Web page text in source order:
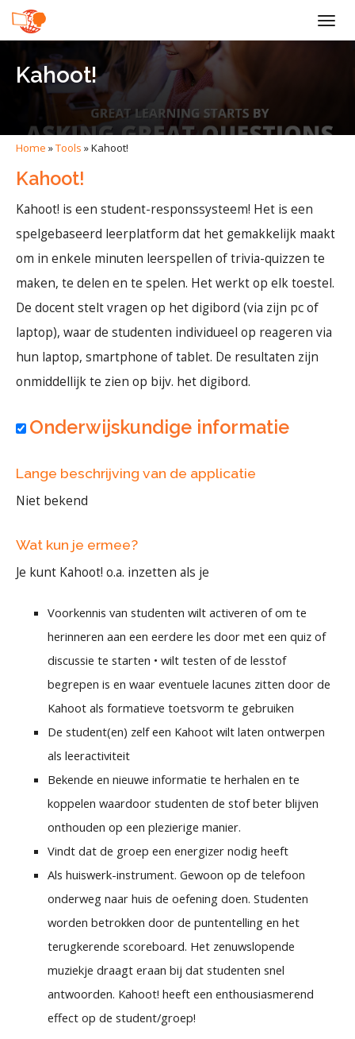
Kahoot!
Home »Tools »Kahoot!
Kahoot!
Kahoot! is een student-responssysteem! Het is een
spelgebaseerd leerplatform dat het gemakkelijk maakt
om in enkele minuten leerspellen of trivia-quizzen te
maken, te delen en te spelen. Het werkt op elk toestel.
De docent stelt vragen op het digibord (via zijn pc of
laptop), waar de studenten individueel op reageren via
hun laptop, smartphone of tablet. De resultaten zijn
onmiddellijk te zien op bijv. het digibord.
Onderwijskundige informatie
Lange beschrijving van de applicatie
Niet bekend
Wat kun je ermee?
Je kunt Kahoot! o.a. inzetten als je
Voorkennis van studenten wilt activeren of om te
herinneren aan een eerdere les door met een quiz of
discussie te starten • wilt testen of de lesstof
begrepen is en waar eventuele lacunes zitten door de
Kahoot als formatieve toetsvorm te gebruiken
De student(en) zelf een Kahoot wilt laten ontwerpen
als leeractiviteit
Bekende en nieuwe informatie te herhalen en te
koppelen waardoor studenten de stof beter blijven
onthouden op een plezierige manier.
Vindt dat de groep een energizer nodig heeft
Als huiswerk-instrument. Gewoon op de telefoon
onderweg naar huis de oefening doen. Studenten
worden betrokken door de puntentelling en het
terugkerende scoreboard. Het zenuwslopende
muziekje draagt eraan bij dat studenten snel
antwoorden. Kahoot! heeft een enthousiasmerend
effect op de student/groep!